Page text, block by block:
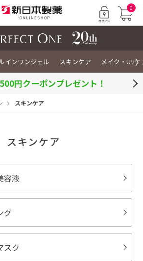
0
インワンジェル スキンケア メイク・UVケ
〉
500円クーポンプレゼント！
スキンケア
スキンケア
容液
グ
スク